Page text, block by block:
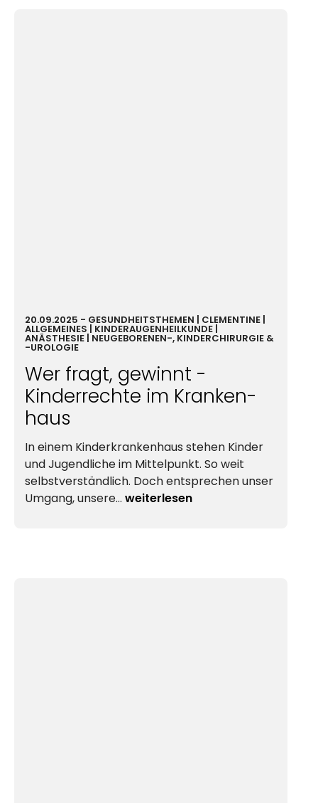
20.09.2025 - GESUND­HEITSTHEMEN | CLEMENTINE |
ALLGEMEINES | KINDERAUGENHEILKUNDE |
ANÄSTHESIE | NEU­GEBORENEN-, KINDER­CHIRURGIE &
-UROLOGIE
Wer fragt, gewinnt -
Kinder­rechte im Kranken­
haus
In einem Kinderkrankenhaus stehen Kinder
undJugend­licheim Mittelpunkt. So weit
selbstverständlich. Doch entsprechen unser
Umgang, unsere… weiterlesen